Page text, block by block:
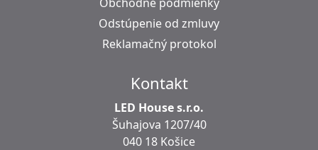
Odstúpenie od zmluvy
Reklamačný protokol
Kontakt
LED House s.r.o.
Šuhajova 1207/40
040 18 Košice